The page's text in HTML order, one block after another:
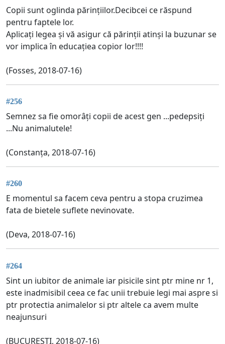
Copii sunt oglinda părințiilor.Decibcei ce răspund
pentru faptele lor.
Aplicați legea și vă asigur că părinții atinși la buzunar se
vor implica în educațiea copior lor!!!!
(Fosses, 2018-07-16)
#256
Semnez sa fie omorâți copii de acest gen ...pedepsiți
...Nu animalutele!
(Constanța, 2018-07-16)
#260
E momentul sa facem ceva pentru a stopa cruzimea
fata de bietele suflete nevinovate.
(Deva, 2018-07-16)
#264
Sint un iubitor de animale iar pisicile sint ptr mine nr 1,
este inadmisibil ceea ce fac unii trebuie legi mai aspre si
ptr protectia animalelor si ptr altele ca avem multe
neajunsuri
(BUCURESTI, 2018-07-16)